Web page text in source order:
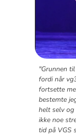
"Grunnen
fordi når
fortsette
bestemte
helt selv
ikke noe
tid på VGS